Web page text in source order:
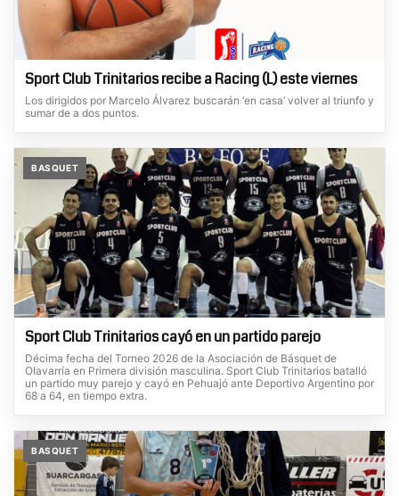
Sport Club Trinitarios recibe a Racing (L) este viernes
Los dirigidos por Marcelo Álvarez buscarán ‘en casa’ volver al triunfo y
sumar de a dos puntos.
BASQUET
Sport Club Trinitarios cayó en un partido parejo
Décima fecha del Torneo 2026 de la Asociación de Básquet de
Olavarría en Primera división masculina. Sport Club Trinitarios batalló
un partido muy parejo y cayó en Pehuajó ante Deportivo Argentino por
68 a 64, en tiempo extra.
BASQUET